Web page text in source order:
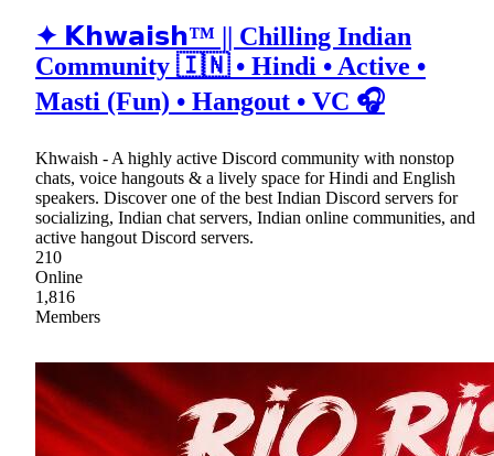
✦ 𝗞𝗵𝘄𝗮𝗶𝘀𝗵™ || Chilling Indian
Community 🇮🇳 • Hindi • Active •
Masti (Fun) • Hangout • VC 🎧
Khwaish - A highly active Discord community with nonstop
chats, voice hangouts & a lively space for Hindi and English
speakers. Discover one of the best Indian Discord servers for
socializing, Indian chat servers, Indian online communities, and
active hangout Discord servers.
210
Online
1,816
Members